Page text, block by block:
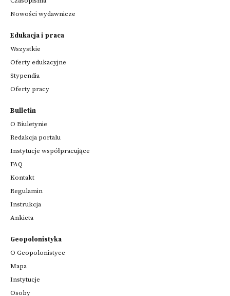
Nowości wydawnicze
Edukacja i praca
Wszystkie
Oferty edukacyjne
Stypendia
Oferty pracy
Bulletin
O Biuletynie
Redakcja portalu
Instytucje współpracujące
FAQ
Kontakt
Regulamin
Instrukcja
Ankieta
Geopolonistyka
O Geopolonistyce
Mapa
Instytucje
Osoby